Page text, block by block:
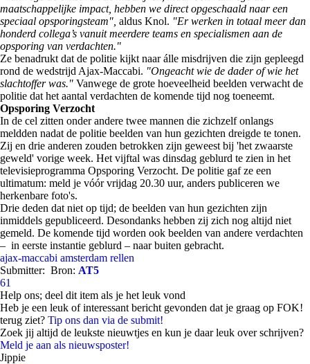
maatschappelijke impact, hebben we direct opgeschaald naar een
speciaal opsporingsteam", aldus Knol. "Er werken in totaal meer dan
honderd collega’s vanuit meerdere teams en specialismen aan de
opsporing van verdachten."
Ze benadrukt dat de politie kijkt naar álle misdrijven die zijn gepleegd
rond de wedstrijd Ajax-Maccabi. "Ongeacht wie de dader of wie het
slachtoffer was." Vanwege de grote hoeveelheid beelden verwacht de
politie dat het aantal verdachten de komende tijd nog toeneemt.
Opsporing Verzocht
In de cel zitten onder andere twee mannen die zichzelf onlangs
meldden nadat de politie beelden van hun gezichten dreigde te tonen.
Zij en drie anderen zouden betrokken zijn geweest bij 'het zwaarste
geweld' vorige week. Het vijftal was dinsdag geblurd te zien in het
televisieprogramma Opsporing Verzocht. De politie gaf ze een
ultimatum: meld je vóór vrijdag 20.30 uur, anders publiceren we
herkenbare foto's.
Drie deden dat niet op tijd; de beelden van hun gezichten zijn
inmiddels gepubliceerd. Desondanks hebben zij zich nog altijd niet
gemeld. De komende tijd worden ook beelden van andere verdachten
– in eerste instantie geblurd – naar buiten gebracht.
ajax-maccabi amsterdam rellen
Submitter: Bron: AT5
61
Help ons; deel dit item als je het leuk vond
Heb je een leuk of interessant bericht gevonden dat je graag op FOK!
terug ziet? Tip ons dan via de submit!
Zoek jij altijd de leukste nieuwtjes en kun je daar leuk over schrijven?
Meld je aan als nieuwsposter!
Jippie